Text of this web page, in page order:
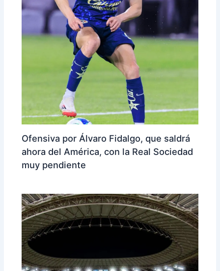
Ofensiva por Álvaro Fidalgo, que saldrá
ahora del América, con la Real Sociedad
muy pendiente